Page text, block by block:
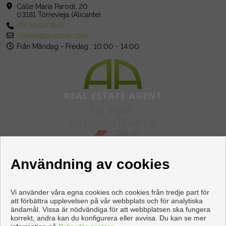
är denna villa en möjlighet du inte får missa. Juridisk notis:
Avgifter och skatter ingår ej. Informationen som ges är indikativ
och inte juridiskt bindande, och kan innehålla fel.
Calle María Parodi, 20
03181 Torrevieja (Alicante)
+34 619243659
correo@apiaznar.com
Från Måndag - Fredag : 10:00 - 14:00
Våningen och hus till salu i Torrevieja
Användning av cookies
Vi använder våra egna cookies och cookies från tredje part för
att förbättra upplevelsen på vår webbplats och för analytiska
ändamål. Vissa är nödvändiga för att webbplatsen ska fungera
korrekt, andra kan du konfigurera eller avvisa. Du kan se mer